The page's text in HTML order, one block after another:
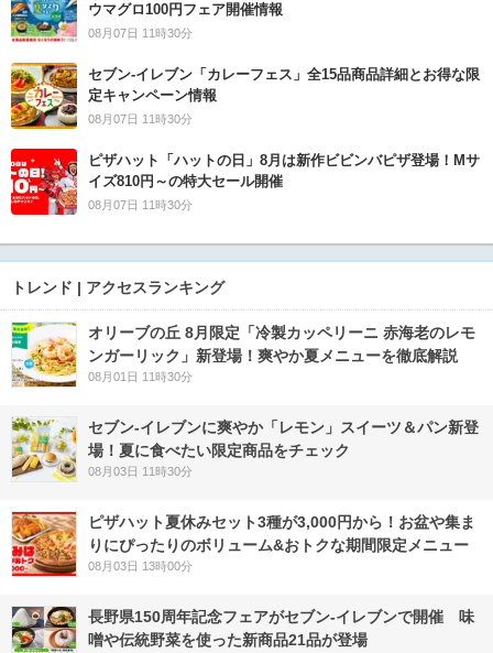
ウマグロ100円フェア開催情報
08月07日 11時30分
セブン‐イレブン「カレーフェス」全15品商品詳細とお得な限
定キャンペーン情報
08月07日 11時30分
ピザハット「ハットの日」8月は新作ビビンバピザ登場！Mサ
イズ810円～の特大セール開催
08月07日 11時30分
トレンド | アクセスランキング
オリーブの丘 8月限定「冷製カッペリーニ 赤海老のレモ
ンガーリック」新登場！爽やか夏メニューを徹底解説
08月01日 11時30分
セブン‐イレブンに爽やか「レモン」スイーツ＆パン新登
場！夏に食べたい限定商品をチェック
08月03日 11時30分
ピザハット夏休みセット3種が3,000円から！お盆や集ま
りにぴったりのボリューム&おトクな期間限定メニュー
08月03日 13時00分
長野県150周年記念フェアがセブン-イレブンで開催 味
噌や伝統野菜を使った新商品21品が登場